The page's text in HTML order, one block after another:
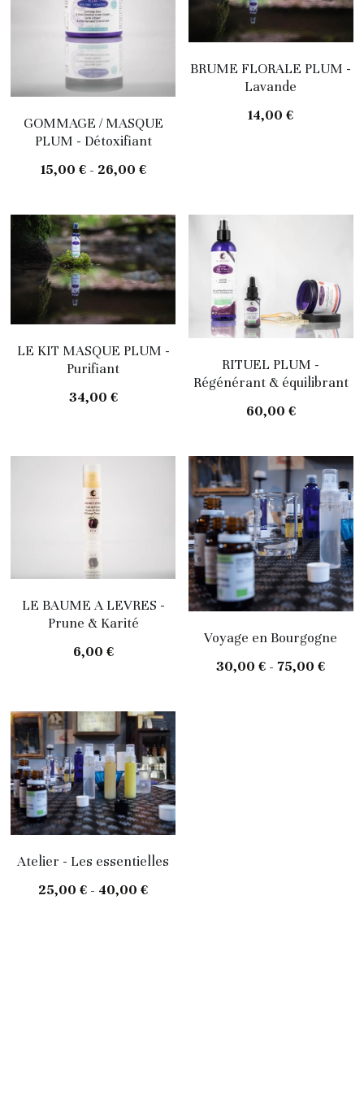
GOMMAGE / MASQUE
PLUM - Détoxifiant
15,00 € - 26,00 €
BRUME FLORALE PLUM -
Lavande
14,00 €
LE KIT MASQUE PLUM -
Purifiant
34,00 €
RITUEL PLUM -
Régénérant & équilibrant
60,00 €
LE BAUME A LEVRES -
Prune & Karité
6,00 €
Voyage en Bourgogne
30,00 € - 75,00 €
Atelier - Les essentielles
25,00 € - 40,00 €